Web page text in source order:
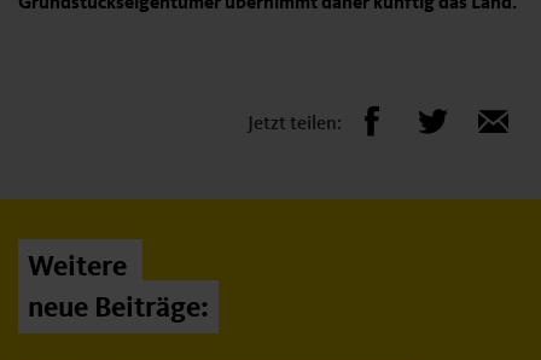
Grundstückseigentümer übernimmt daher künftig das Land.
Jetzt teilen:
Weitere
neue Beiträge: